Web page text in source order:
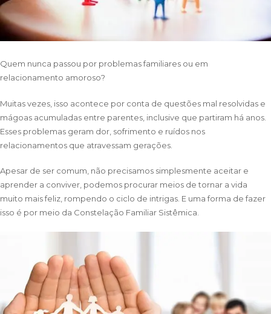
Quem nunca passou por problemas familiares ou em
relacionamento amoroso?
Muitas vezes, isso acontece por conta de questões mal resolvidas e
mágoas acumuladas entre parentes, inclusive que partiram há anos.
Esses problemas geram dor, sofrimento e ruídos nos
relacionamentos que atravessam gerações.
Apesar de ser comum, não precisamos simplesmente aceitar e
aprender a conviver, podemos procurar meios de tornar a vida
muito mais feliz, rompendo o ciclo de intrigas. E uma forma de fazer
isso é por meio da Constelação Familiar Sistêmica.